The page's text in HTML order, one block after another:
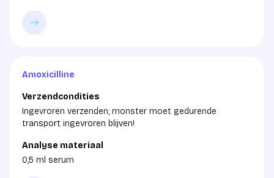
Amoxicilline
Verzendcondities
Ingevroren verzenden; monster moet gedurende
transport ingevroren blijven!
Analyse materiaal
0,5 ml serum